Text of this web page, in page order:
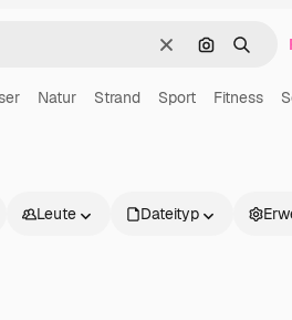
LöschenNach Bild
Natur Strand Sport Fitness
Leute Dateityp